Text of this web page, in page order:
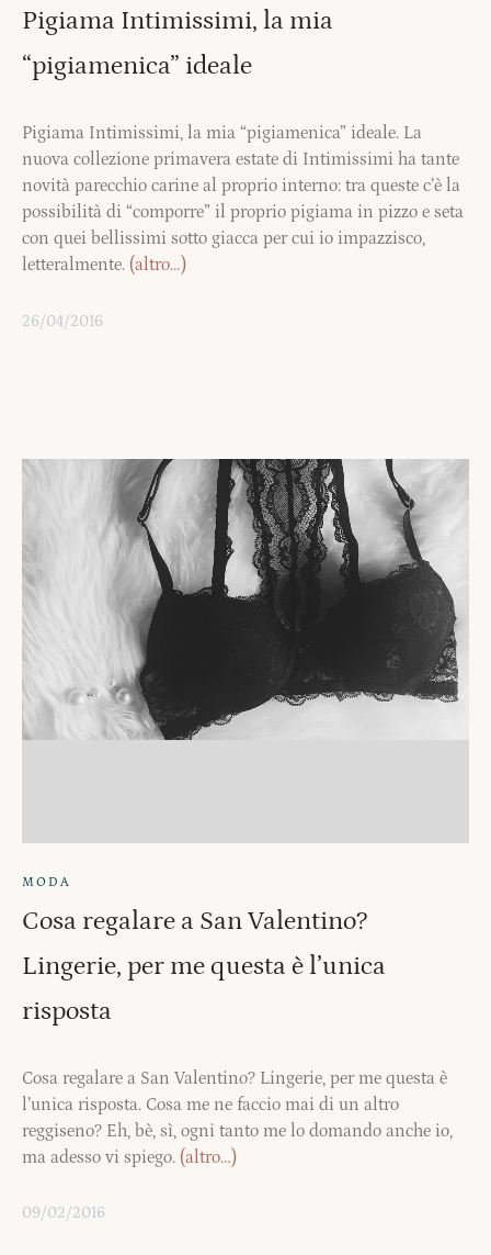
Pigiama Intimissimi, la mia
“pigiamenica” ideale
Pigiama Intimissimi, la mia “pigiamenica” ideale. La
nuova collezione primavera estate di Intimissimi ha tante
novità parecchio carine al proprio interno: tra queste c’è la
possibilità di “comporre” il proprio pigiama in pizzo e seta
con quei bellissimi sotto giacca per cui io impazzisco,
letteralmente. (altro…)
26/04/2016
MODA
Cosa regalare a San Valentino?
Lingerie, per me questa è l’unica
risposta
Cosa regalare a San Valentino? Lingerie, per me questa è
l’unica risposta. Cosa me ne faccio mai di un altro
reggiseno? Eh, bè, sì, ogni tanto me lo domando anche io,
ma adesso vi spiego. (altro…)
09/02/2016